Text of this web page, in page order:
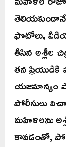
ఫొటోలు,
తీసిన అశ్లీల
తన ప్రియుడికి
యజమాన్యం
పోలీసులు
మహిళలను
కావడంతో,